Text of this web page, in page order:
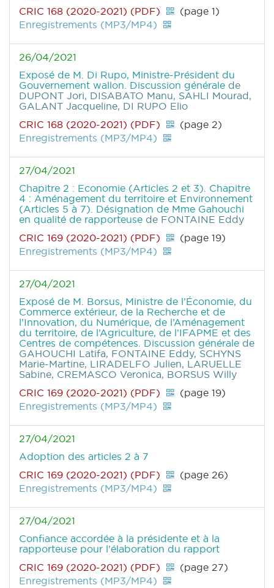
CRIC 168 (2020-2021) (PDF)
(page 1)
Enregistrements (MP3/MP4)
26/04/2021
Exposé de M. Di Rupo, Ministre-Président du
Gouvernement wallon. Discussion générale de
DUPONT Jori, DISABATO Manu, SAHLI Mourad,
GALANT Jacqueline, DI RUPO Elio
CRIC 168 (2020-2021) (PDF)
(page 2)
Enregistrements (MP3/MP4)
27/04/2021
Chapitre 2 : Economie (Articles 2 et 3). Chapitre
4 : Aménagement du territoire et Environnement
(Articles 5 à 7). Désignation de Mme Gahouchi
en qualité de rapporteuse de FONTAINE Eddy
CRIC 169 (2020-2021) (PDF)
(page 19)
Enregistrements (MP3/MP4)
27/04/2021
Exposé de M. Borsus, Ministre de l’Économie, du
Commerce extérieur, de la Recherche et de
l’Innovation, du Numérique, de l’Aménagement
du territoire, de l’Agriculture, de l’IFAPME et des
Centres de compétences. Discussion générale de
GAHOUCHI Latifa, FONTAINE Eddy, SCHYNS
Marie-Martine, LIRADELFO Julien, LARUELLE
Sabine, CREMASCO Veronica, BORSUS Willy
CRIC 169 (2020-2021) (PDF)
(page 19)
Enregistrements (MP3/MP4)
27/04/2021
Adoption des articles 2 à 7
CRIC 169 (2020-2021) (PDF)
(page 26)
Enregistrements (MP3/MP4)
27/04/2021
Confiance accordée à la présidente et à la
rapporteuse pour l'élaboration du rapport
CRIC 169 (2020-2021) (PDF)
(page 27)
Enregistrements (MP3/MP4)